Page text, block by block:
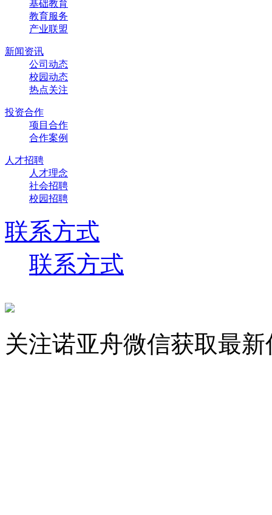
基础教育
教育服务
产业联盟
新闻资讯
公司动态
校园动态
热点关注
投资合作
项目合作
合作案例
人才招聘
人才理念
社会招聘
校园招聘
联系方式
联系方式
关注诺亚舟微信获取最新